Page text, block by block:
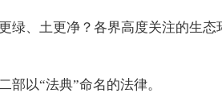
、土更净？各界高度关注的生态
以“法典”命名的法律。